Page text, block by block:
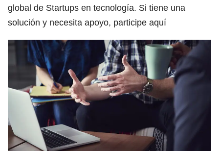
global de Startups en tecnología. Si tiene una
solución y necesita apoyo, participe aquí